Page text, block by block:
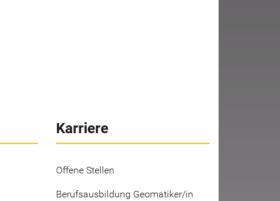
Karriere
Offene Stellen
Berufsausbildung Geomatiker/in